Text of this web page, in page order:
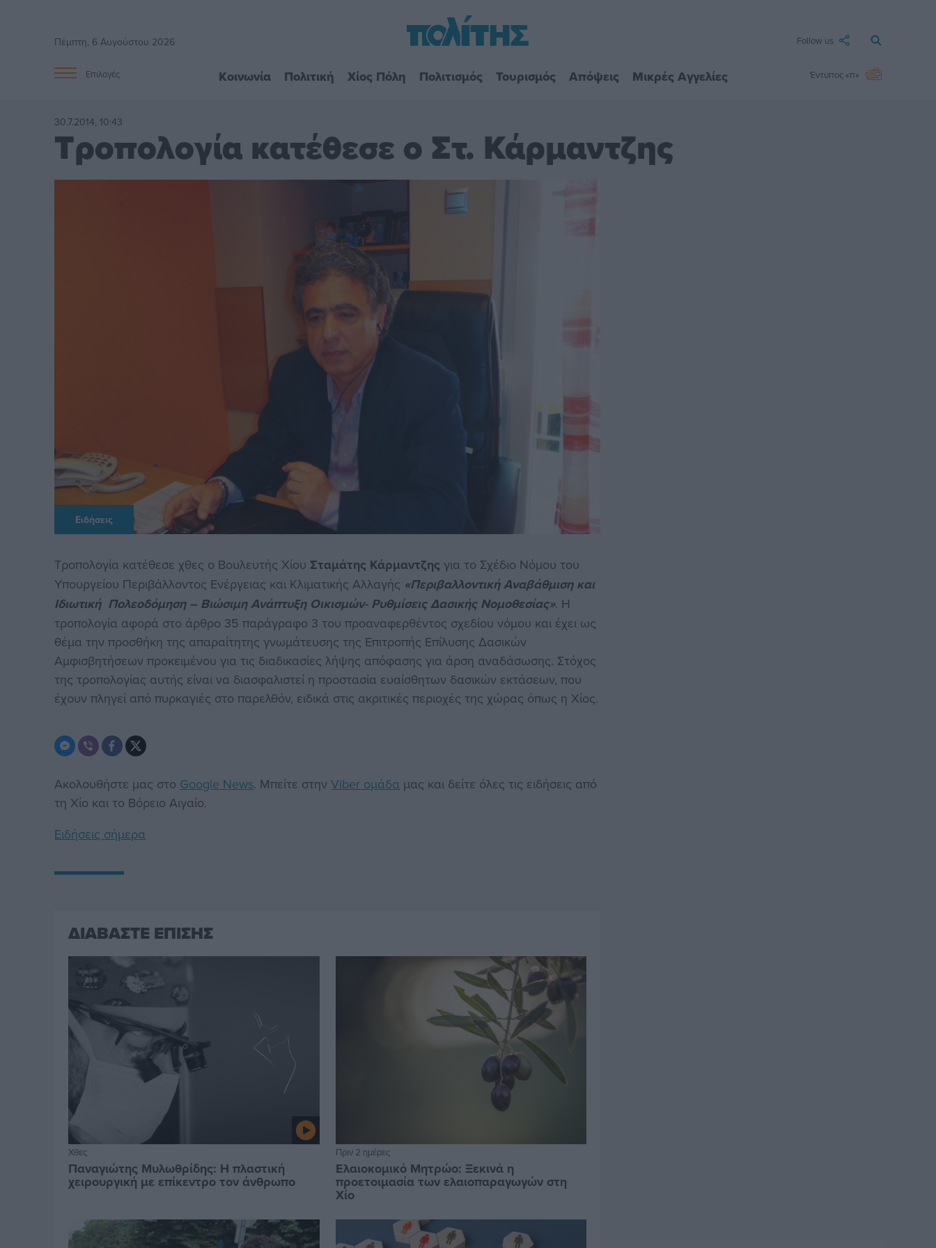
Πέμπτη, 6 Αυγούστου 2026 Follow us
Επιλογές Κοινωνία Πολιτική Χίος Πόλη Πολιτισμός Τουρισμός Απόψεις Μικρές Αγγελίες Έντυπος «π»
30.7.2014, 10:43
Τροπολογία κατέθεσε ο Στ. Κάρμαντζης
Ειδήσεις
Τροπολογία κατέθεσε χθες ο Βουλευτής Χίου Σταμάτης Κάρμαντζης για το Σχέδιο Νόμου του
Υπουργείου Περιβάλλοντος Ενέργειας και Κλιματικής Αλλαγής «Περιβαλλοντική Αναβάθμιση και
Ιδιωτική Πολεοδόμηση – Βιώσιμη Ανάπτυξη Οικισμών- Ρυθμίσεις Δασικής Νομοθεσίας». Η
τροπολογία αφορά στο άρθρο 35 παράγραφο 3 του προαναφερθέντος σχεδίου νόμου και έχει ως
θέμα την προσθήκη της απαραίτητης γνωμάτευσης της Επιτροπής Επίλυσης Δασικών
Αμφισβητήσεων προκειμένου για τις διαδικασίες λήψης απόφασης για άρση αναδάσωσης. Στόχος
της τροπολογίας αυτής είναι να διασφαλιστεί η προστασία ευαίσθητων δασικών εκτάσεων, που
έχουν πληγεί από πυρκαγιές στο παρελθόν, ειδικά στις ακριτικές περιοχές της χώρας όπως η Χίος.
Ακολουθήστε μας στο Google News. Μπείτε στηνViber ομάδα μας και δείτε όλες τις ειδήσεις από
τη Χίο και το Βόρειο Αιγαίο.
Ειδήσεις σήμερα
ΔΙΑΒΑΣΤΕ ΕΠΙΣΗΣ
Χθες
Παναγιώτης Μυλωθρίδης: Η πλαστική
χειρουργική με επίκεντρο τον άνθρωπο
Πριν 2 ημέρες
Ελαιοκομικό Μητρώο: Ξεκινά η
προετοιμασία των ελαιοπαραγωγών στη
Χίο